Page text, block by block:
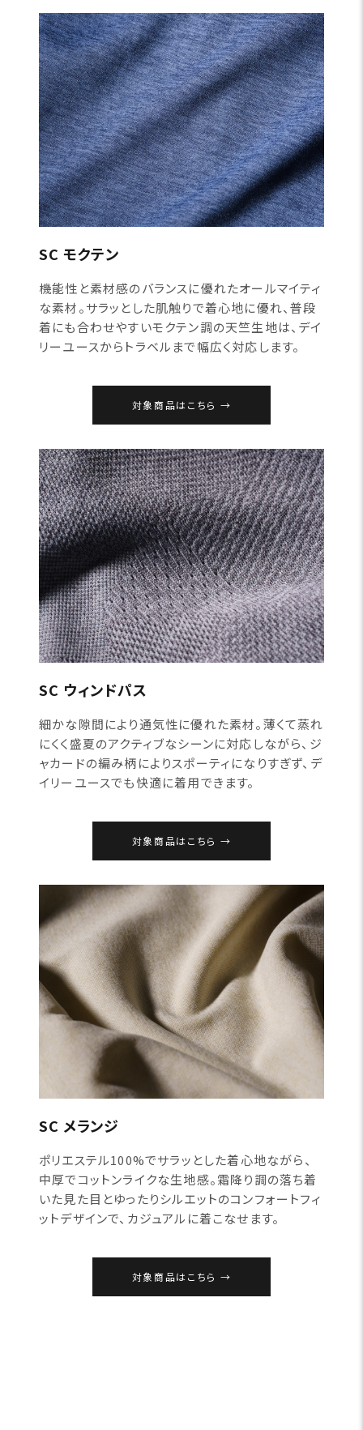
SC モクテン
機能性と素材感のバランスに優れたオールマイティ
な素材。サラッとした肌触りで着心地に優れ、普段
着にも合わせやすいモクテン調の天竺生地は、デイ
リーユースからトラベルまで幅広く対応します。
対象商品はこちら
SC ウィンドパス
細かな隙間により通気性に優れた素材。薄くて蒸れ
にくく盛夏のアクティブなシーンに対応しながら、ジ
ャカードの編み柄によりスポーティになりすぎず、デ
イリーユースでも快適に着用できます。
対象商品はこちら
SC メランジ
ポリエステル100%でサラッとした着心地ながら、
中厚でコットンライクな生地感。霜降り調の落ち着
いた見た目とゆったりシルエットのコンフォートフィ
ットデザインで、カジュアルに着こなせます。
対象商品はこちら